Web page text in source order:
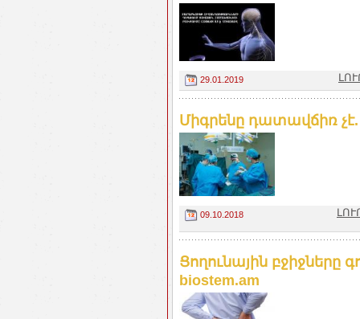
29.01.2019
Միգրենը դատավճիռ չէ.
09.10.2018
Ցողունային բջիջները
biostem.am